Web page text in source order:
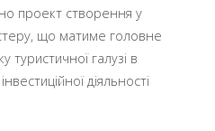
проект створення у
що матиме головне
галузі в
діяльності